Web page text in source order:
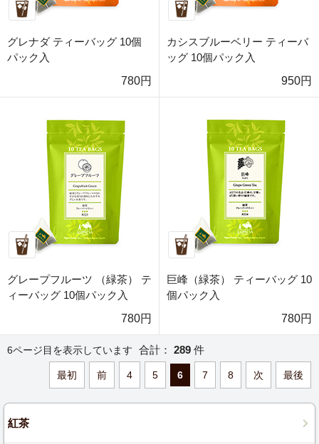
グレナダ ティーバッグ 10個
パック入
780円
カシスブルーベリー ティーバ
ッグ 10個パック入
950円
グレープフルーツ （緑茶） テ
ィーバッグ 10個パック入
780円
巨峰（緑茶） ティーバッグ 10
個パック入
780円
6ページ目を表示しています 合計： 289 件
最初 前 4 5 6 7 8 次 最後
紅茶